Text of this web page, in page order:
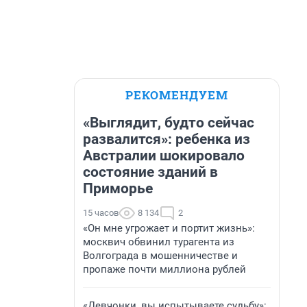
РЕКОМЕНДУЕМ
«Выглядит, будто сейчас
развалится»: ребенка из
Австралии шокировало
состояние зданий в
Приморье
15 часов 8 134 2
«Он мне угрожает и портит жизнь»:
москвич обвинил турагента из
Волгограда в мошенничестве и
пропаже почти миллиона рублей